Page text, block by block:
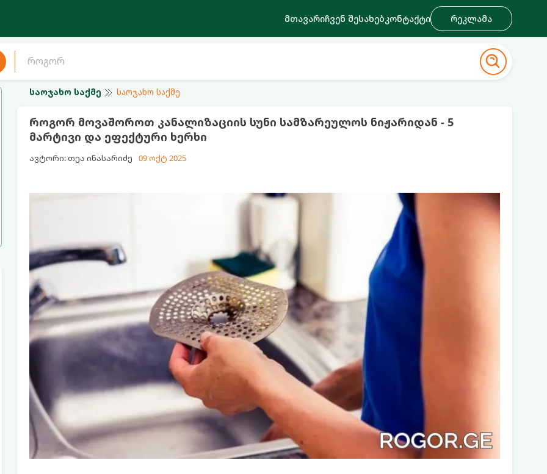
მთავარიჩვენ შესახებკონტაქტი რეკლამა
საოჯახო საქმე საოჯახო საქმე
როგორ მოვაშოროთ კანალიზაციის სუნი სამზარეულოს ნიჟარიდან - 5
მარტივი და ეფექტური ხერხი
ავტორი: თეა ინასარიძე 09 ოქტ 2025